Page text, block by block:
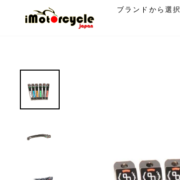
ブランドから選択